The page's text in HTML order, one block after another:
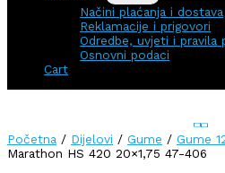
Načini plaćanja i dostava
Reklamacije i prigovori
Odredbe, uvjeti i pravila
Osnovni podaci
Cart
Početna / Dijelovi / Gume / Gume
Marathon HS 420 20×1,75 47-406